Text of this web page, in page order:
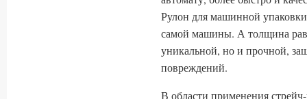
Рулон для машинной
самой машины. А толщина
уникальной, но и прочной,
повреждений.
В области применения